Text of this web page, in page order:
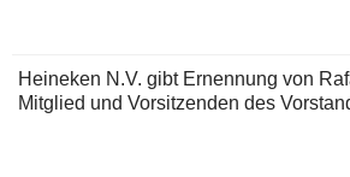
Heineken N.V. gibt Ernennung von
Mitglied und Vorsitzenden des